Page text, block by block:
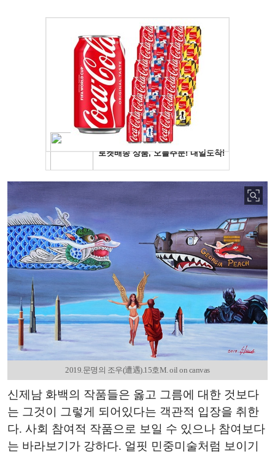
2019.문명의 조우(遭遇).15호M. oil on canvas
신제남 화백의 작품들은 옳고 그름에 대한 것보다
는 그것이 그렇게 되어있다는 객관적 입장을 취한
다. 사회 참여적 작품으로 보일 수 있으나 참여보다
는 바라보기가 강하다. 얼핏 민중미술처럼 보이기